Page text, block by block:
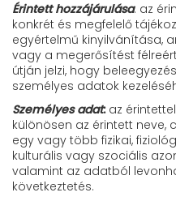
Érintett hozzájárulása: az
konkrét és megfelelő
egyértelmű kinyilvánítása,
vagy a megerősítést
útján jelzi, hogy
személyes adatok
Személyes adat:az
különösen az érintett neve,
egy vagy több fizikai,
kulturális vagy szociális
valamint az adatból
következtetés.